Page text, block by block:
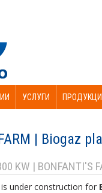
УСЛУГИ
| Biogaz
KW | BONFANTI'S
is under construction for